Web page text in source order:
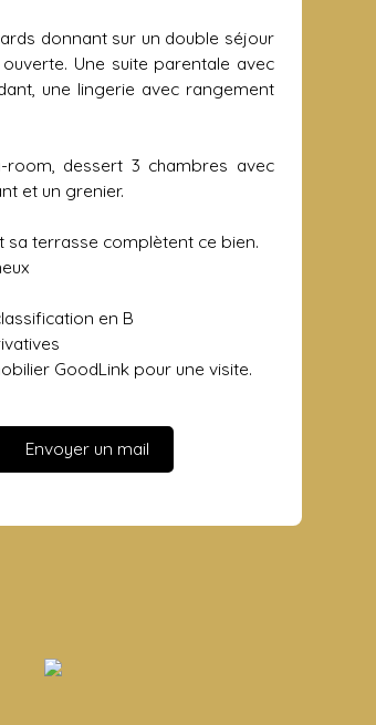
donnant sur un double séjour
Une suite parentale avec
une lingerie avec rangement
room, dessert 3 chambres avec
et un grenier.
sa terrasse complètent ce bien.
en B
GoodLink pour une visite.
Envoyer un mail